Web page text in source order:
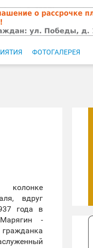
ФОТОГАЛЕРЕЯ
вдруг
года в
-